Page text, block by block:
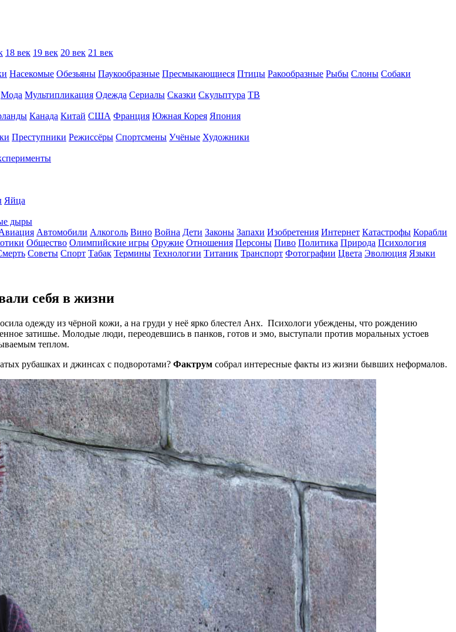
18 век 19 век 20 век 21 век
Насекомые Обезьяны Паукообразные Пресмыкающиеся Птицы Ракообразные Рыбы Слоны Собаки
Мода Мультипликация Одежда Сериалы Сказки Скульптура ТВ
Канада Китай США Франция Южная Корея Япония
Преступники Режиссёры Спортсмены Учёные Художники
Яйца
дыры
Автомобили Алкоголь Вино Война Дети Законы Запахи Изобретения Интернет Катастрофы Корабли
Общество Олимпийские игры Оружие Отношения Персоны Пиво Политика Природа Психология
Советы Спорт Табак Термины Технологии Титаник Транспорт Фотографии Цвета Эволюция Языки
себя в жизни
одежду из чёрной кожи, а на груди у неё ярко блестел Анх. Психологи убеждены, что рождению
затишье. Молодые люди, переодевшись в панков, готов и эмо, выступали против моральных устоев
теплом.
рубашках и джинсах с подворотами? Фактрум собрал интересные факты из жизни бывших неформалов.